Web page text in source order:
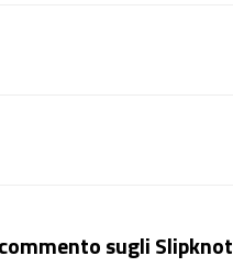
sugli Slipknot